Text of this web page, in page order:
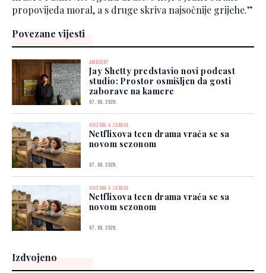
propovijeda moral, a s druge skriva najsočnije grijehe.”
Povezane vijesti
AMBIJENT
Jay Shetty predstavio novi podcast
studio: Prostor osmišljen da gosti
zaborave na kamere
07. 08. 2026.
KULTURA & ZABAVA
Netflixova teen drama vraća se sa
novom sezonom
07. 08. 2026.
KULTURA & ZABAVA
Netflixova teen drama vraća se sa
novom sezonom
07. 08. 2026.
Izdvojeno